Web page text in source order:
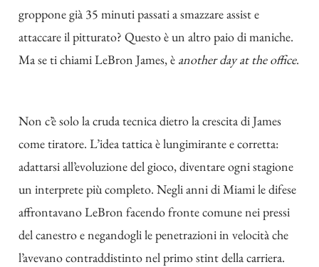
groppone già 35 minuti passati a smazzare assist e
attaccare il pitturato? Questo è un altro paio di maniche.
Ma se ti chiami LeBron James, è another day at the office.
Non c’è solo la cruda tecnica dietro la crescita di James
come tiratore. L’idea tattica è lungimirante e corretta:
adattarsi all’evoluzione del gioco, diventare ogni stagione
un interprete più completo. Negli anni di Miami le difese
affrontavano LeBron facendo fronte comune nei pressi
del canestro e negandogli le penetrazioni in velocità che
l’avevano contraddistinto nel primo stint della carriera.